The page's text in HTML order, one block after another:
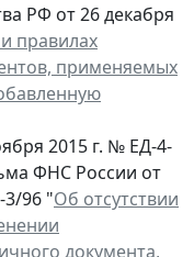
РФ от 26 декабря
правилах
применяемых
2015 г. № ЕД-4-
ФНС России от
96 "Об отсутствии
документа,